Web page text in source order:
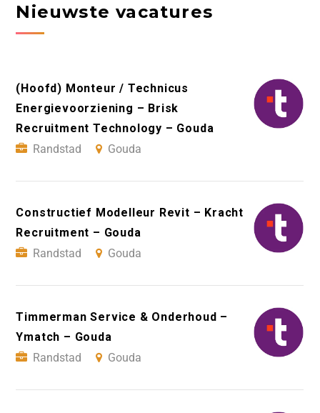
Nieuwste vacatures
(Hoofd) Monteur / Technicus
Energievoorziening – Brisk
Recruitment Technology – Gouda
Randstad
Gouda
Constructief Modelleur Revit – Kracht
Recruitment – Gouda
Randstad
Gouda
Timmerman Service & Onderhoud –
Ymatch – Gouda
Randstad
Gouda